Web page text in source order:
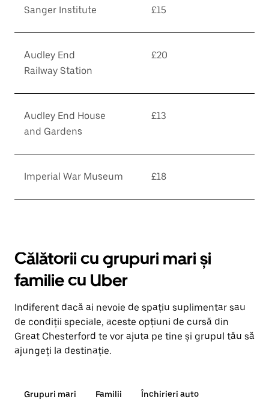
Sanger Institute £15
Audley End
Railway Station
£20
Audley End House
and Gardens
£13
Imperial War Museum £18
Călătorii cu grupuri mari și
familie cu Uber
Indiferent dacă ai nevoie de spațiu suplimentar sau
de condiții speciale, aceste opțiuni de cursă din
Great Chesterford te vor ajuta pe tine și grupul tău să
ajungeți la destinație.
Grupuri mari Familii Închirieri auto